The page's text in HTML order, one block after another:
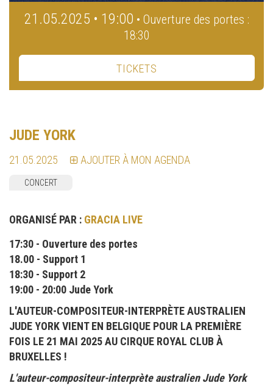
21.05.2025 • 19:00 • Ouverture des portes :
18:30
TICKETS
JUDE YORK
21.05.2025 AJOUTER À MON AGENDA
CONCERT
ORGANISÉ PAR : GRACIA LIVE
17:30 - Ouverture des portes
18.00 - Support 1
18:30 - Support 2
19:00 - 20:00 Jude York
L'AUTEUR-COMPOSITEUR-INTERPRÈTE AUSTRALIEN
JUDE YORK VIENT EN BELGIQUE POUR LA PREMIÈRE
FOIS LE 21 MAI 2025 AU CIRQUE ROYAL CLUB À
BRUXELLES !
L'auteur-compositeur-interprète australien Jude York